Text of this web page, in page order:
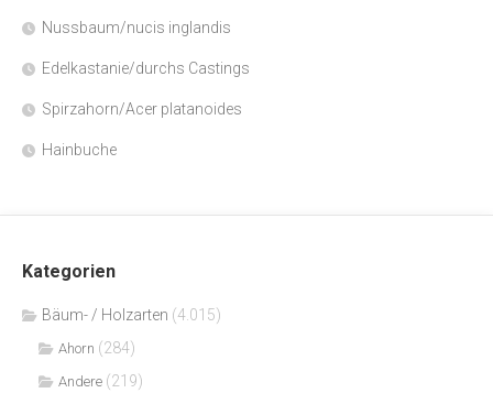
Nussbaum/nucis inglandis
Edelkastanie/durchs Castings
Spirzahorn/Acer platanoides
Hainbuche
Kategorien
Bäum- / Holzarten (4.015)
Ahorn (284)
Andere (219)